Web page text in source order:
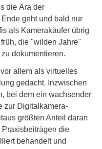
die Ära der
geht und bald nur
als Kamerakäufer übrig
die "wilden Jahre"
dokumentieren.
allem als virtuelles
gedacht. Inzwischen
bei dem ein wachsender
zur Digitalkamera-
größten Anteil daran
Praxisbeiträgen die
behandelt und